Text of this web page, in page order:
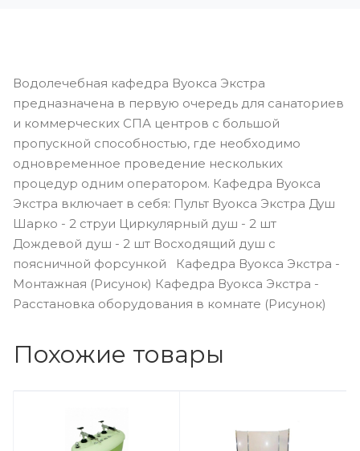
Водолечебная кафедра Вуокса Экстра
предназначена в первую очередь для санаториев
и коммерческих СПА центров с большой
пропускной способностью, где необходимо
одновременное проведение нескольких
процедур одним оператором. Кафедра Вуокса
Экстра включает в себя: Пульт Вуокса Экстра Душ
Шарко - 2 струи Циркулярный душ - 2 шт
Дождевой душ - 2 шт Восходящий душ с
поясничной форсункой Кафедра Вуокса Экстра -
Монтажная (Рисунок) Кафедра Вуокса Экстра -
Расстановка оборудования в комнате (Рисунок)
Похожие товары